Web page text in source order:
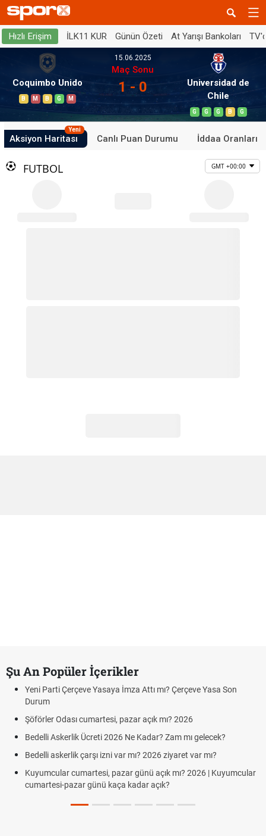
Hızlı Erişim İLK11 KUR Günün Özeti At Yarışı Bankoları
Coquimbo Unido
B M B G M
15.06.2025
Maç Sonu
1 - 0
Universidad de
Chile
G G G B G
Aksiyon Haritası
Yeni
Canlı Puan Durumu İddaa Oranları
FUTBOL GMT +00:00
Şu An Popüler İçerikler
Yeni Parti Çerçeve Yasaya İmza Attı mı? Çerçeve Yasa Son
Durum
Şöförler Odası cumartesi, pazar açık mı? 2026
Bedelli Askerlik Ücreti 2026 Ne Kadar? Zam mı gelecek?
Bedelli askerlik çarşı izni var mı? 2026 ziyaret var mı?
Kuyumcular cumartesi, pazar günü açık mı? 2026 | Kuyumcular
cumartesi-pazar günü kaça kadar açık?